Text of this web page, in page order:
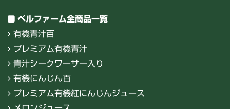
ベルファーム全商品一覧
有機青汁百
プレミアム有機青汁
青汁シークワーサー入り
有機にんじん百
プレミアム有機紅にんじんジュース